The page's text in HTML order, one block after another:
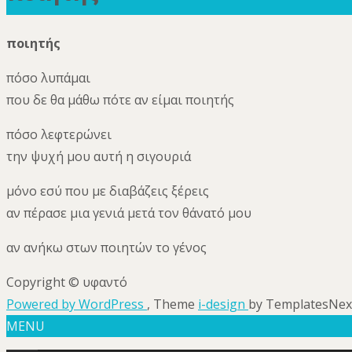
ποιητής
πόσο λυπάμαι
που δε θα μάθω πότε αν είμαι ποιητής
πόσο λεφτερώνει
την ψυχή μου αυτή η σιγουριά
μόνο εσύ που με διαβάζεις ξέρεις
αν πέρασε μια γενιά μετά τον θάνατό μου
αν ανήκω στων ποιητών το γένος
Copyright © υφαντό
Powered by WordPress , Theme i-design by
MENU